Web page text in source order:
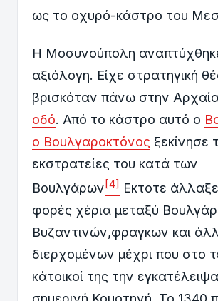
ως το οχυρό-κάστρο του
Η Μοσυνούπολη αναπτύχθηκε
αξιόλογη. Είχε στρατηγική
βρισκόταν πάνω στην
οδό. Από το κάστρο αυτό ο
ο Βουλγαροκτόνος ξεκίνησε
εκστρατείες του κατά των
Βουλγάρων[4] Εκτοτε
φορές χέρια μεταξύ
Βυζαντινών,φραγκων και
διερχομένων μέχρι που στο
κάτοικοί της την